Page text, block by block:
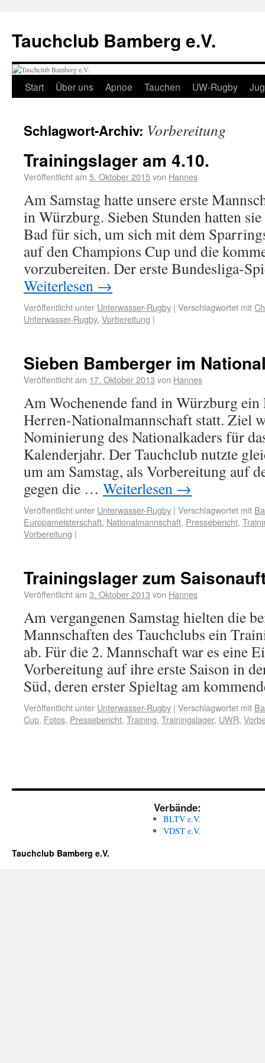
Tauchclub Bamberg e.V.
Start Über uns Apnoe Tauchen UW-Rugby
Schlagwort-Archiv: Vorbereitung
Trainingslager am 4.10.
Veröffentlicht am 5. Oktober 2015von Hannes
Am Samstag hatte unsere erste
in Würzburg. Sieben Stunden hatten
Bad für sich, um sich mit dem
auf den Champions Cup und die
vorzubereiten. Der erste Bundesliga-
Weiterlesen →
Veröffentlicht unter Unterwasser-Rugby | Verschlagwortet mit
Unterwasser-Rugby, Vorbereitung |
Sieben Bamberger im
Veröffentlicht am 17. Oktober 2013 von Hannes
Am Wochenende fand in Würzburg
Herren-Nationalmannschaft statt. Ziel
Nominierung des Nationalkaders für
Kalenderjahr. Der Tauchclub nutzte
um am Samstag, als Vorbereitung auf
gegen die … Weiterlesen →
Veröffentlicht unter Unterwasser-Rugby | Verschlagwortet mit
Europameisterschaft, Nationalmannschaft, Pressebericht,
Vorbereitung |
Trainingslager zum
Veröffentlicht am 3. Oktober 2013 von Hannes
Am vergangenen Samstag hielten die
Mannschaften des Tauchclubs ein
ab. Für die 2. Mannschaft war es eine
Vorbereitung auf ihre erste Saison in
Süd, deren erster Spieltag am
Veröffentlicht unter Unterwasser-Rugby | Verschlagwortet mit
Cup, Fotos, Pressebericht, Training, Trainingslager, UWR,
Verbände:
BLTV e.V.
VDST e.V.
Tauchclub Bamberg e.V.